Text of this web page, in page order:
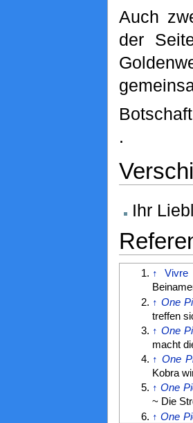
Auch
der
.
Ihr
↑
↑ One
treffen
↑ One
macht
↑ One
Kobra
↑ One
~ Die
↑ One